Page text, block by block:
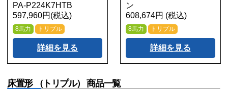
PA-P224K7HTB
597,960円(税込)
8馬力 トリプル
詳細を見る
ン
608,674円 (税込)
8馬力 トリプル
詳細を見る
床置形 （トリプル） 商品一覧